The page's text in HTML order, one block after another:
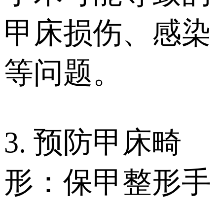
甲床损伤、感染
等问题。
3. 预防甲床畸
形：保甲整形手